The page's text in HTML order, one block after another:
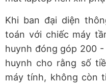
Khi ban đại diện
toán với chiếc máy
huynh đóng góp 200
huynh cho rằng số
máy tính, không còn